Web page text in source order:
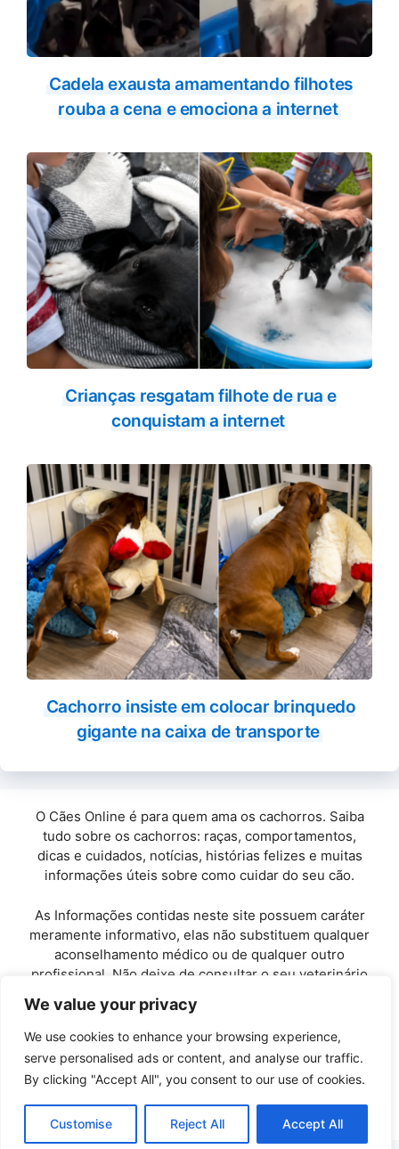
We value your privacy
We use cookies to enhance your browsing experience,
serve personalised ads or content, and analyse our traffic.
By clicking "Accept All", you consent to our use of cookies.
Customise Reject All Accept All
Cadela exausta amamentando filhotes
rouba a cena e emociona a internet
Crianças resgatam filhote de rua e
conquistam a internet
Cachorro insiste em colocar brinquedo
gigante na caixa de transporte
O Cães Online é para quem ama os cachorros. Saiba
tudo sobre os cachorros: raças, comportamentos,
dicas e cuidados, notícias, histórias felizes e muitas
informações úteis sobre como cuidar do seu cão.
As Informações contidas neste site possuem caráter
meramente informativo, elas não substituem qualquer
aconselhamento médico ou de qualquer outro
profissional. Não deixe de consultar o seu veterinário
de confiança.
Copyright© 2010 / 2026 · Cães Online - Todos os
direitos reservados.
Políticas de Privacidade